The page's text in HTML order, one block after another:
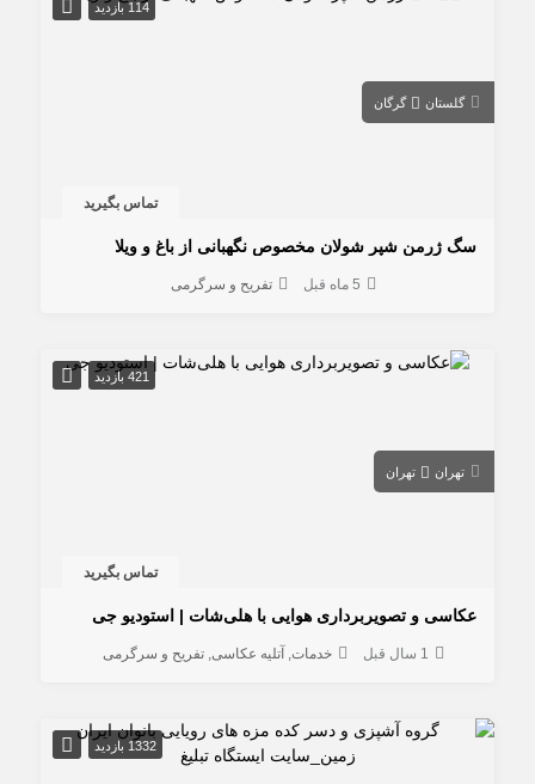
114 بازدید
گلستان گرگان
تماس بگیرید
سگ ژرمن شپر شولان مخصوص نگهبانی از باغ و ویلا
5 ماه قبل تفریح و سرگرمی
421 بازدید
تهران تهران
تماس بگیرید
عکاسی و تصویربرداری هوایی با هلی‌شات | استودیو جی
1 سال قبل خدمات آتلیه عکاسی تفریح و سرگرمی
1332 بازدید